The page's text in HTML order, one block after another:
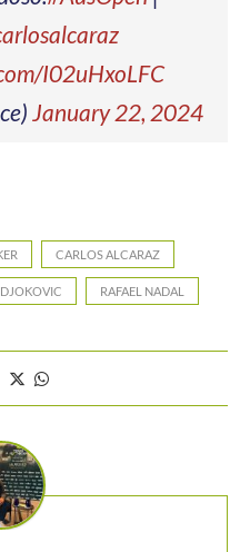
I02uHxoLFC
January 22, 2024
CARLOS ALCARAZ
RAFAEL NADAL